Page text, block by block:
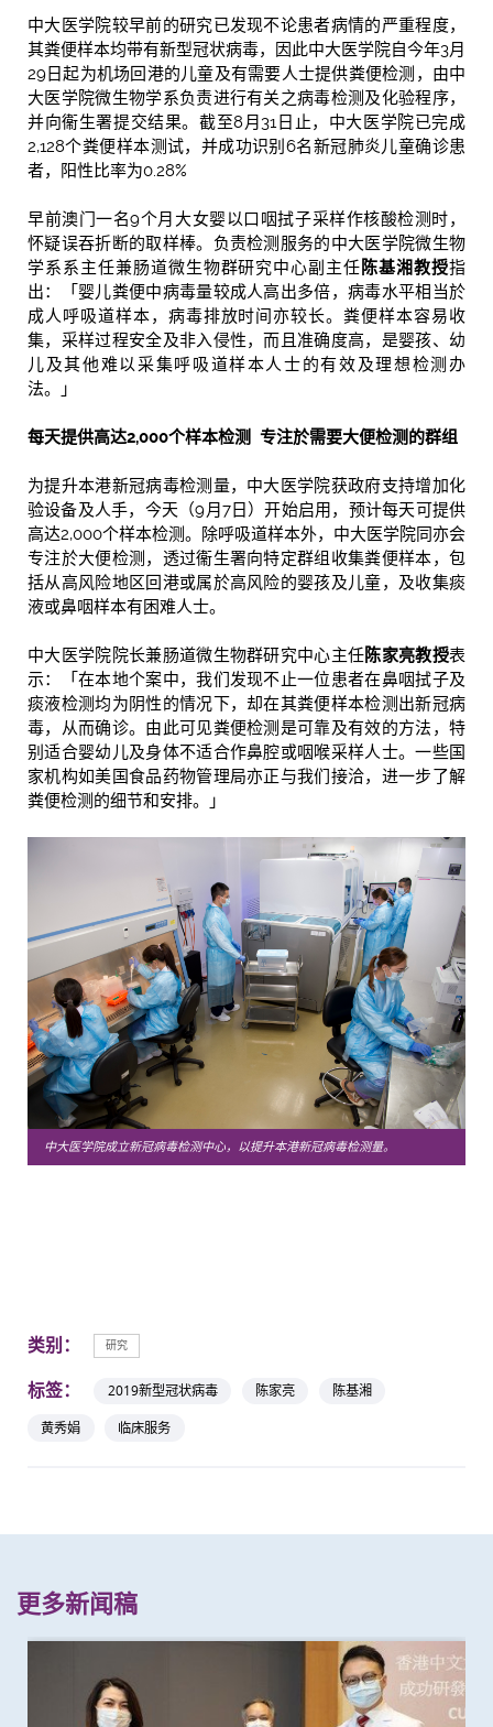
中大医学院较早前的研究已发现不论患者病情的严重程度，
其粪便样本均带有新型冠状病毒，因此中大医学院自今年3月
29日起为机场回港的儿童及有需要人士提供粪便检测，由中
大医学院微生物学系负责进行有关之病毒检测及化验程序，
并向衞生署提交结果。截至8月31日止，中大医学院已完成
2,128个粪便样本测试，并成功识别6名新冠肺炎儿童确诊患
者，阳性比率为0.28%
早前澳门一名9个月大女婴以口咽拭子采样作核酸检测时，
怀疑误吞折断的取样棒。负责检测服务的中大医学院微生物
学系系主任兼肠道微生物群研究中心副主任陈基湘教授指
出：「婴儿粪便中病毒量较成人高出多倍，病毒水平相当於
成人呼吸道样本，病毒排放时间亦较长。粪便样本容易收
集，采样过程安全及非入侵性，而且准确度高，是婴孩、幼
儿及其他难以采集呼吸道样本人士的有效及理想检测办
法。」
每天提供高达2,000个样本检测 专注於需要大便检测的群组
为提升本港新冠病毒检测量，中大医学院获政府支持增加化
验设备及人手，今天（9月7日）开始启用，预计每天可提供
高达2,000个样本检测。除呼吸道样本外，中大医学院同亦会
专注於大便检测，透过衞生署向特定群组收集粪便样本，包
括从高风险地区回港或属於高风险的婴孩及儿童，及收集痰
液或鼻咽样本有困难人士。
中大医学院院长兼肠道微生物群研究中心主任陈家亮教授表
示：「在本地个案中，我们发现不止一位患者在鼻咽拭子及
痰液检测均为阴性的情况下，却在其粪便样本检测出新冠病
毒，从而确诊。由此可见粪便检测是可靠及有效的方法，特
别适合婴幼儿及身体不适合作鼻腔或咽喉采样人士。一些国
家机构如美国食品药物管理局亦正与我们接洽，进一步了解
粪便检测的细节和安排。」
中大医学院成立新冠病毒检测中心，以提升本港新冠病毒检测量。
类别： 研究
标签： 2019新型冠状病毒 陈家亮
陈基湘
黄秀娟
临床服务
更多新闻稿